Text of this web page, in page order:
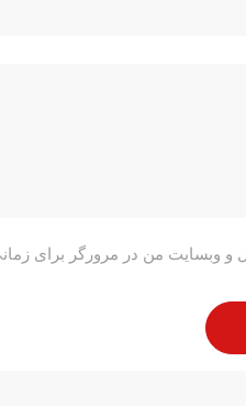
و وبسایت من در مرورگر برای